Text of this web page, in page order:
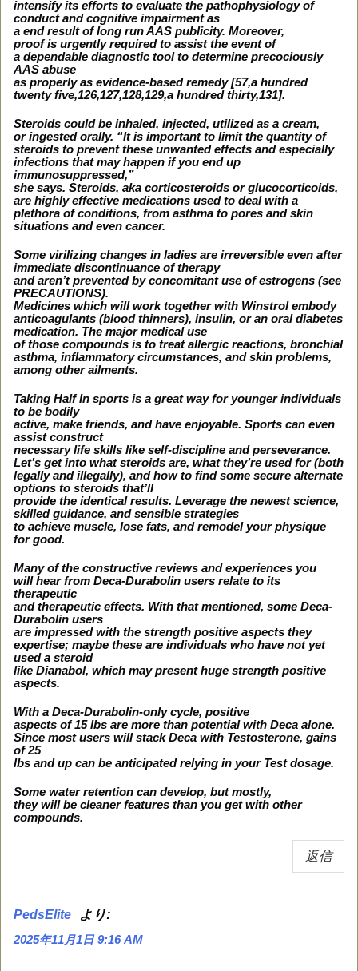
intensify its efforts to evaluate the pathophysiology of
conduct and cognitive impairment as
a end result of long run AAS publicity. Moreover,
proof is urgently required to assist the event of
a dependable diagnostic tool to determine precociously
AAS abuse
as properly as evidence-based remedy [57,a hundred
twenty five,126,127,128,129,a hundred thirty,131].
Steroids could be inhaled, injected, utilized as a cream,
or ingested orally. “It is important to limit the quantity of
steroids to prevent these unwanted effects and especially
infections that may happen if you end up
immunosuppressed,”
she says. Steroids, aka corticosteroids or glucocorticoids,
are highly effective medications used to deal with a
plethora of conditions, from asthma to pores and skin
situations and even cancer.
Some virilizing changes in ladies are irreversible even after
immediate discontinuance of therapy
and aren’t prevented by concomitant use of estrogens (see
PRECAUTIONS).
Medicines which will work together with Winstrol embody
anticoagulants (blood thinners), insulin, or an oral diabetes
medication. The major medical use
of those compounds is to treat allergic reactions, bronchial
asthma, inflammatory circumstances, and skin problems,
among other ailments.
Taking Half In sports is a great way for younger individuals
to be bodily
active, make friends, and have enjoyable. Sports can even
assist construct
necessary life skills like self-discipline and perseverance.
Let’s get into what steroids are, what they’re used for (both
legally and illegally), and how to find some secure alternate
options to steroids that’ll
provide the identical results. Leverage the newest science,
skilled guidance, and sensible strategies
to achieve muscle, lose fats, and remodel your physique
for good.
Many of the constructive reviews and experiences you
will hear from Deca-Durabolin users relate to its
therapeutic
and therapeutic effects. With that mentioned, some Deca-
Durabolin users
are impressed with the strength positive aspects they
expertise; maybe these are individuals who have not yet
used a steroid
like Dianabol, which may present huge strength positive
aspects.
With a Deca-Durabolin-only cycle, positive
aspects of 15 lbs are more than potential with Deca alone.
Since most users will stack Deca with Testosterone, gains
of 25
lbs and up can be anticipated relying in your Test dosage.
Some water retention can develop, but mostly,
they will be cleaner features than you get with other
compounds.
返信
PedsElite より:
2025年11月1日 9:16 AM